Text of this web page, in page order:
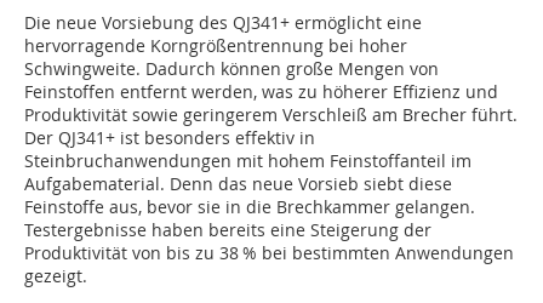
Die neue Vorsiebung des QJ341+ ermöglicht eine
hervorragende Korngrößentrennung bei hoher
Schwingweite. Dadurch können große Mengen von
Feinstoffen entfernt werden, was zu höherer Effizienz und
Produktivität sowie geringerem Verschleiß am Brecher führt.
Der QJ341+ ist besonders effektiv in
Steinbruchanwendungen mit hohem Feinstoffanteil im
Aufgabematerial. Denn das neue Vorsieb siebt diese
Feinstoffe aus, bevor sie in die Brechkammer gelangen.
Testergebnisse haben bereits eine Steigerung der
Produktivität von bis zu 38 % bei bestimmten Anwendungen
gezeigt.